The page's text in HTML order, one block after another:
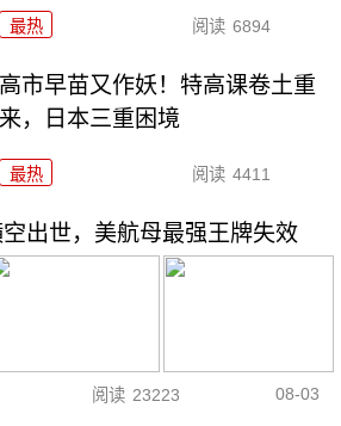
最热 阅读 6894
高市早苗又作妖！特高课卷土重
来，日本三重困境
最热 阅读 4411
出世，美航母最强王牌失效
阅读 23223 08-03